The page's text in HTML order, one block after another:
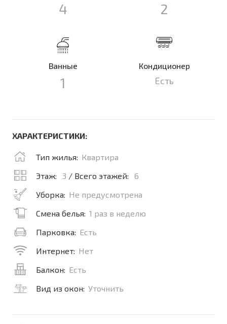
4 2
Ванные
1
Кондиционер
Есть
ХАРАКТЕРИСТИКИ:
Тип жилья: Квартира
Этаж:
3 / Всего этажей:
6
Уборка: Не предусмотрена
Смена белья: 1 раз в неделю
Парковка: Есть
Интернет: Нет
Балкон: Есть
Вид из окон: Уточнить